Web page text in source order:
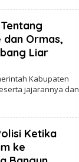
dan Ormas,
Liar
Kabupaten
jajarannya dan
Ketika
ke